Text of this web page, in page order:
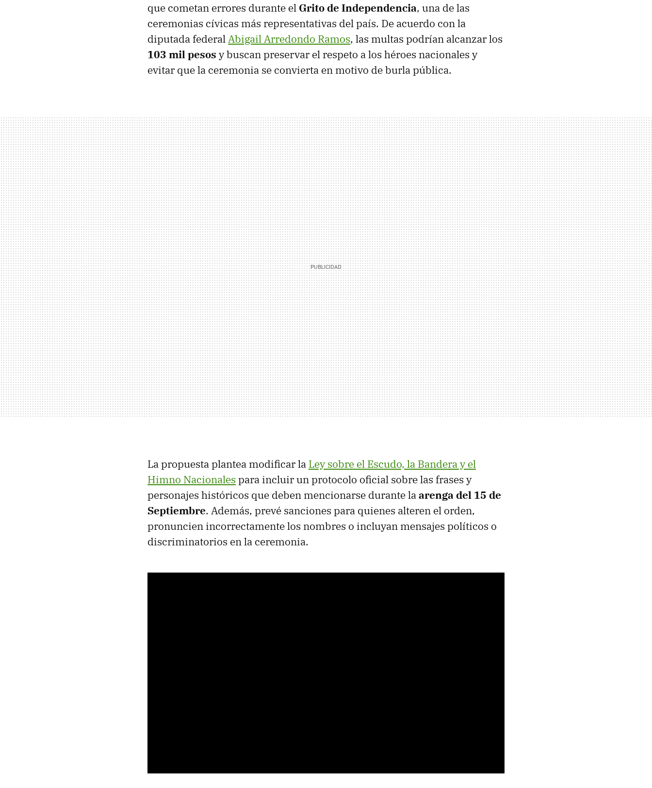
que cometan errores durante el Grito de Independencia, una de las
ceremonias cívicas más representativas del país. De acuerdo con la
diputada federalAbigail Arredondo Ramos, las multas podrían alcanzar los
103 mil pesos y buscan preservar el respeto a los héroes nacionales y
evitar que la ceremonia se convierta en motivo de burla pública.
La propuesta plantea modificar la Ley sobre el Escudo, la Bandera y el
Himno Nacionales para incluir un protocolo oficial sobre las frases y
personajes históricos que deben mencionarse durante laarenga del 15 de
Septiembre. Además, prevé sanciones para quienes alteren el orden,
pronuncien incorrectamente los nombres o incluyan mensajes políticos o
discriminatorios en la ceremonia.